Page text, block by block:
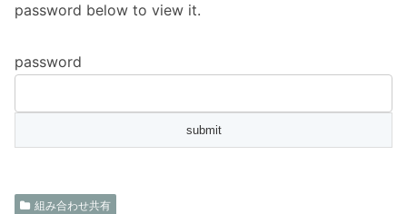
password below to view it.
password
組み合わせ共有